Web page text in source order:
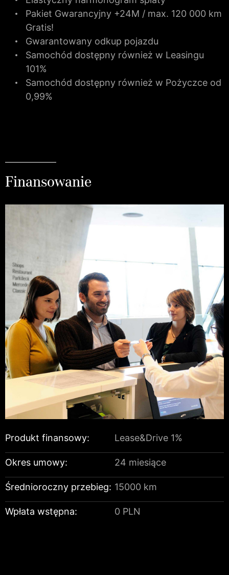
Pakiet Gwarancyjny +24M / max. 120 000 km
Gratis!
Gwarantowany odkup pojazdu
Samochód dostępny również w Leasingu
101%
Samochód dostępny również w Pożyczce od
0,99%
Produkt finansowy: Lease&Drive 1%
Okres umowy: 24 miesiące
Średnioroczny przebieg: 15000 km
Wpłata wstępna: 0 PLN
Finansowanie